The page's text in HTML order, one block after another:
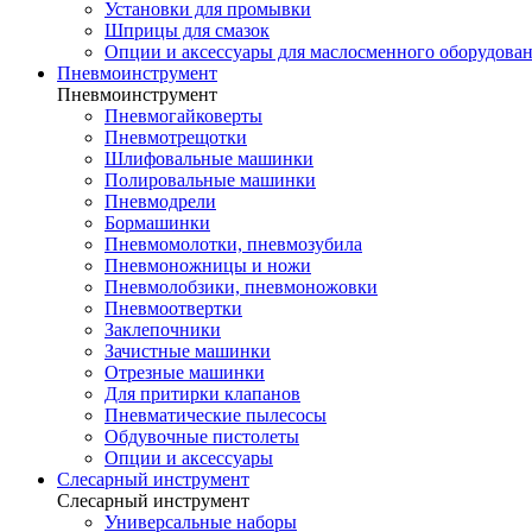
Установки для промывки
Шприцы для смазок
Опции и аксессуары для маслосменного
Пневмоинструмент
Пневмоинструмент
Пневмогайковерты
Пневмотрещотки
Шлифовальные машинки
Полировальные машинки
Пневмодрели
Бормашинки
Пневмомолотки, пневмозубила
Пневмоножницы и ножи
Пневмолобзики, пневмоножовки
Пневмоотвертки
Заклепочники
Зачистные машинки
Отрезные машинки
Для притирки клапанов
Пневматические пылесосы
Обдувочные пистолеты
Опции и аксессуары
Слесарный инструмент
Слесарный инструмент
Универсальные наборы